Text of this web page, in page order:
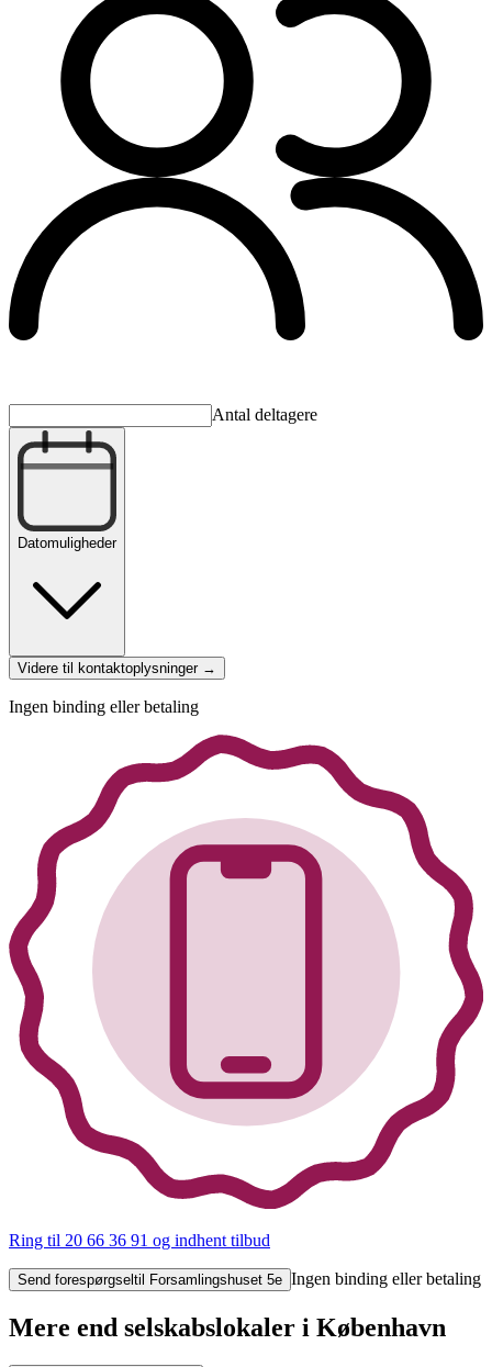
Antal deltagere
Datomuligheder
Videre til kontaktoplysninger →
Ingen binding eller betaling
Ring til 20 66 36 91 og indhent tilbud
Send forespørgsel til Forsamlingshuset 5e Ingen binding eller betaling
Mere end selskabslokaler i København